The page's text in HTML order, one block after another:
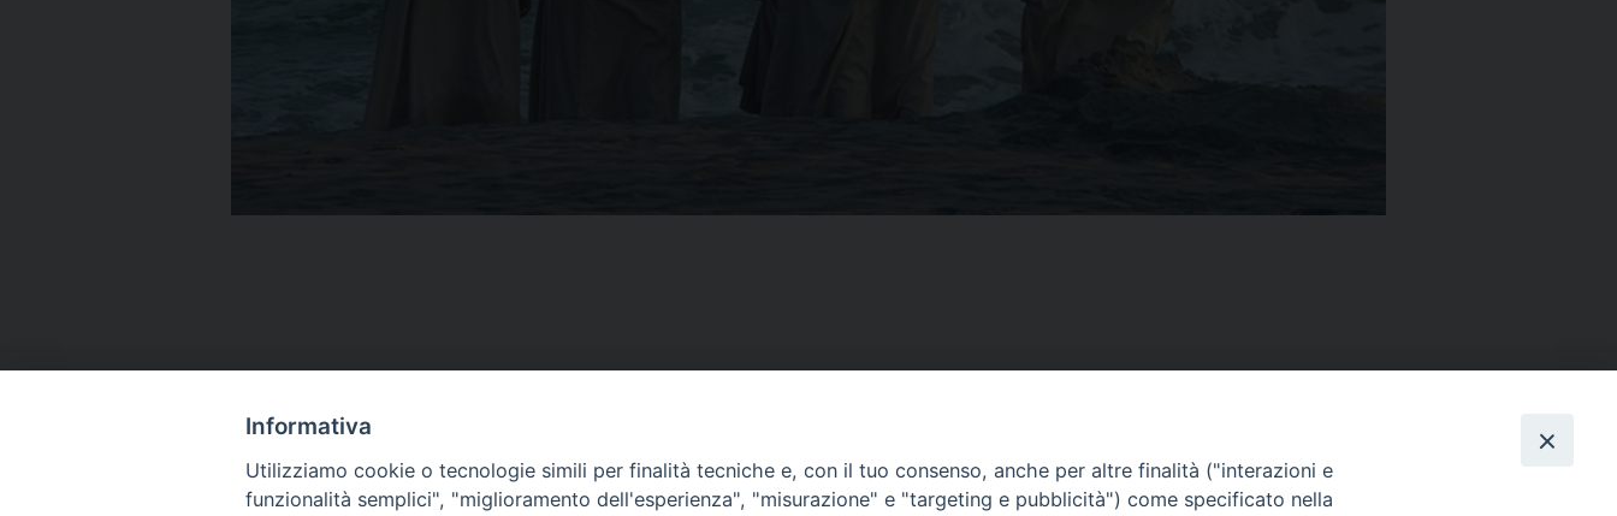
CONTATTI
Informativa
Utilizziamo cookie o tecnologie simili per finalità tecniche e, con il tuo consenso, anche per altre finalità ("interazioni e
funzionalità semplici", "miglioramento dell'esperienza", "misurazione" e "targeting e pubblicità") come specificato nella